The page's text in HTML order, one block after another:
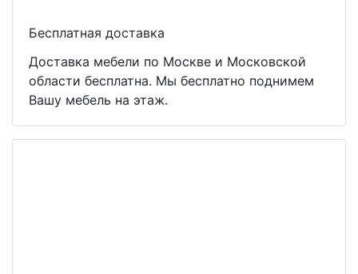
Бесплатная доставка
Доставка мебели по Москве и Московской
области бесплатна. Мы бесплатно поднимем
Вашу мебель на этаж.